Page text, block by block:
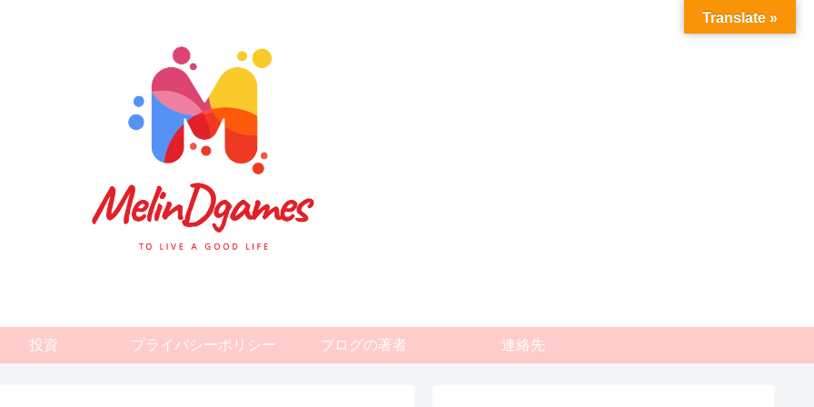
投資 プライバシーポリシー ブログの著者 連絡先
Translate »